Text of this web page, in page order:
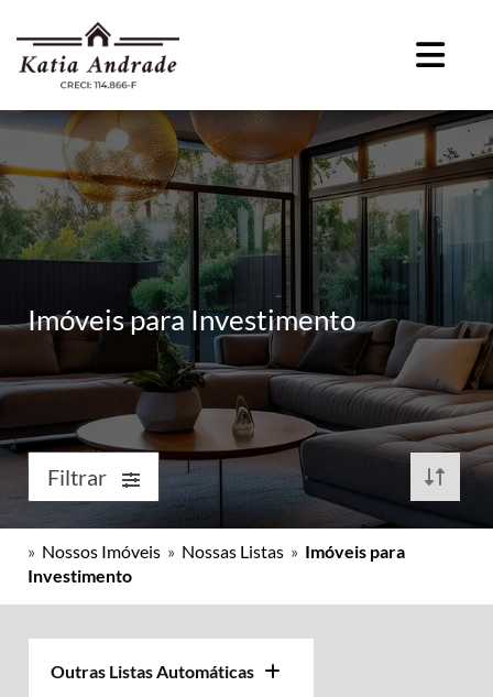
Imóveis para Investimento
Filtrar
» Nossos Imóveis » Nossas Listas » Imóveis para
Investimento
Outras Listas Automáticas